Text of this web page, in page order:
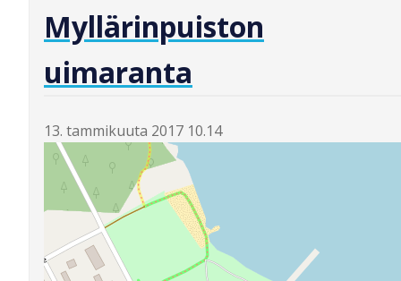
Myllärinpuiston
uimaranta
13. tammikuuta 2017 10.14